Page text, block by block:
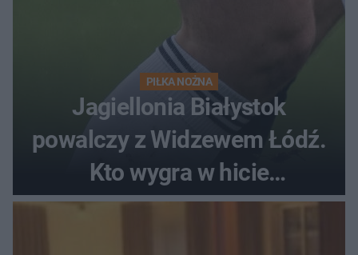
PIŁKA NOŻNA
Jagiellonia Białystok
powalczy z Widzewem Łódź.
Kto wygra w hicie
Ekstraklasy?